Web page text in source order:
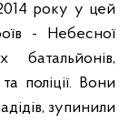
року у цей
- Небесної
батальйонів,
поліції. Вони
зупинили